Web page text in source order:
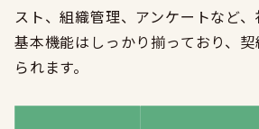
スト、組織管理、アンケートなど
基本機能はしっかり揃っており、
られます。